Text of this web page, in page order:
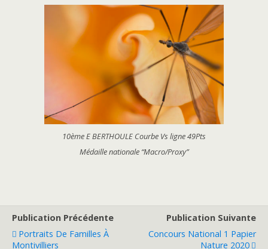
10ème E BERTHOULE Courbe Vs ligne 49Pts
Médaille nationale “Macro/Proxy”
Publication Précédente
Portraits De Familles À
Montivilliers
Publication Suivante
Concours National 1 Papier
Nature 2020